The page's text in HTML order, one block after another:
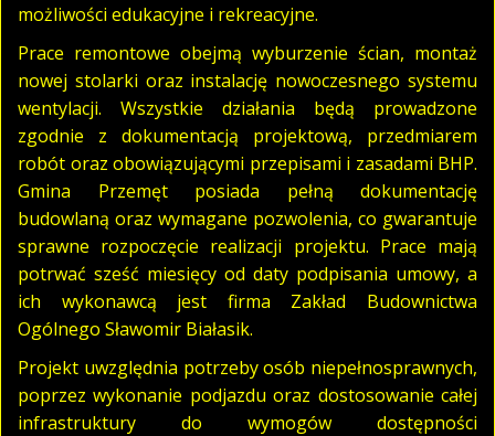
możliwości edukacyjne i rekreacyjne.
Prace remontowe obejmą wyburzenie ścian, montaż
nowej stolarki oraz instalację nowoczesnego systemu
wentylacji. Wszystkie działania będą prowadzone
zgodnie z dokumentacją projektową, przedmiarem
robót oraz obowiązującymi przepisami i zasadami BHP.
Gmina Przemęt posiada pełną dokumentację
budowlaną oraz wymagane pozwolenia, co gwarantuje
sprawne rozpoczęcie realizacji projektu. Prace mają
potrwać sześć miesięcy od daty podpisania umowy, a
ich wykonawcą jest firma Zakład Budownictwa
Ogólnego Sławomir Białasik.
Projekt uwzględnia potrzeby osób niepełnosprawnych,
poprzez wykonanie podjazdu oraz dostosowanie całej
infrastruktury do wymogów dostępności